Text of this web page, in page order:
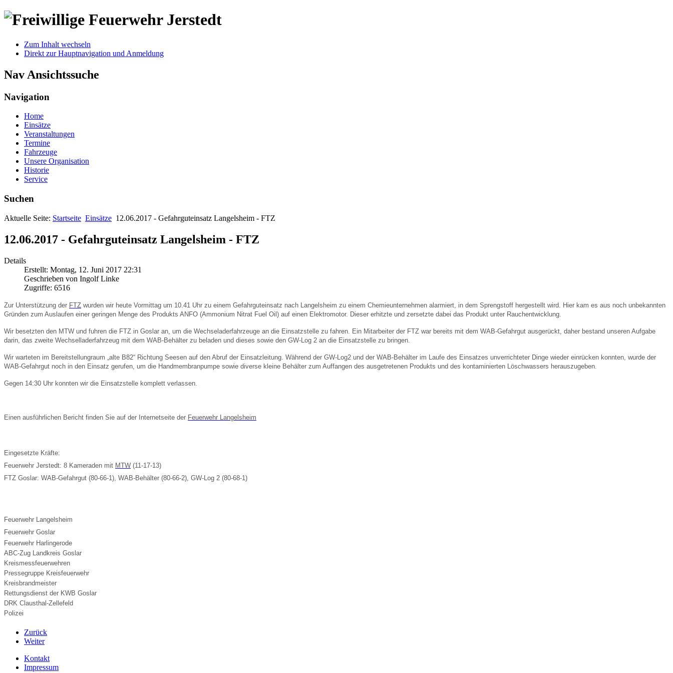
Zum Inhalt wechseln
Direkt zur Hauptnavigation und Anmeldung
Nav Ansichtssuche
Navigation
Home
Einsätze
Veranstaltungen
Termine
Fahrzeuge
Unsere Organisation
Historie
Service
Suchen
Aktuelle Seite: Startseite Einsätze 12.06.2017 - Gefahrguteinsatz Langelsheim - FTZ
12.06.2017 - Gefahrguteinsatz Langelsheim - FTZ
Details
Erstellt: Montag, 12. Juni 2017 22:31
Geschrieben von Ingolf Linke
Zugriffe: 6516
Zur Unterstützung der FTZ wurden wir heute Vormittag um 10.41 Uhr zu einem Gefahrguteinsatz nach Langelsheim zu einem Chemieunternehmen alarmiert, in dem Sprengstoff hergestellt wird. Hier kam es aus noch unbekannten
Gründen zum Auslaufen einer geringen Menge des Produkts ANFO (Ammonium Nitrat Fuel Oil) auf einen Elektromotor. Dieser erhitzte und zersetzte dabei das Produkt unter Rauchentwicklung.
Wir besetzten den MTW und fuhren die FTZ in Goslar an, um die Wechseladerfahrzeuge an die Einsatzstelle zu fahren. Ein Mitarbeiter der FTZ war bereits mit dem WAB-Gefahrgut ausgerückt, daher bestand unseren Aufgabe
darin, das zweite Wechselladerfahrzeug mit dem WAB-Behälter zu beladen und dieses sowie den GW-Log 2 an die Einsatzstelle zu bringen.
Wir warteten im Bereitstellungraum „alte B82“ Richtung Seesen auf den Abruf der Einsatzleitung. Während der GW-Log2 und der WAB-Behälter im Laufe des Einsatzes unverrichteter Dinge wieder einrücken konnten, wurde der
WAB-Gefahrgut noch in den Einsatz gerufen, um die Handmembranpumpe sowie diverse kleine Behälter zum Auffangen des ausgetretenen Produkts und des kontaminierten Löschwassers herauszugeben.
Gegen 14:30 Uhr konnten wir die Einsatzstelle komplett verlassen.
Einen ausführlichen Bericht finden Sie auf der Internetseite der Feuerwehr Langelsheim
Eingesetzte Kräfte:
Feuerwehr Jerstedt: 8 Kameraden mit MTW (11-17-13)
FTZ Goslar: WAB-Gefahrgut (80-66-1), WAB-Behälter (80-66-2), GW-Log 2 (80-68-1)
Feuerwehr Langelsheim
Feuerwehr Goslar
Feuerwehr Harlingerode
ABC-Zug Landkreis Goslar
Kreismessfeuerwehren
Pressegruppe Kreisfeuerwehr
Kreisbrandmeister
Rettungsdienst der KWB Goslar
DRK Clausthal-Zellefeld
Polizei
Zurück
Weiter
Kontakt
Impressum